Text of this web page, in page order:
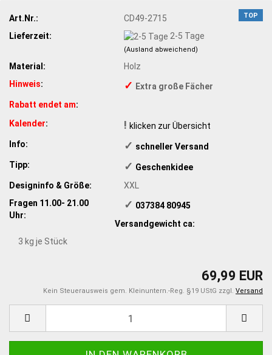
TOP
Art.Nr.:
CD49-2715
Lieferzeit:
2-5 Tage
(Ausland abweichend)
Material:
Holz
Hinweis: ✓ Extra große Fächer
Rabatt endet am:
Kalender: ! klicken zur Übersicht
Info:
✓ ​schneller Versand
Tipp:
✓ ​Geschenkidee
Designinfo & Größe:
XXL
Fragen 11.00- 21.00
Uhr:
✓ ​ 037384 80945
Versandgewicht ca:
3 kg je Stück
69,99 EUR
Kein Steuerausweis gem. Kleinuntern.-Reg. §19 UStG zzgl. Versand